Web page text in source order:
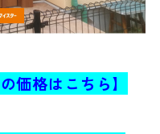
の価格はこちら】